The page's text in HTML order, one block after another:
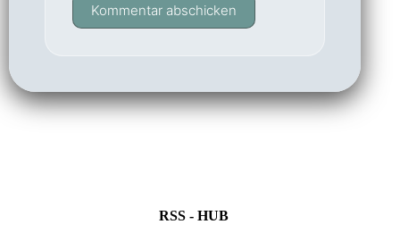
Kommentar abschicken
RSS - HUB